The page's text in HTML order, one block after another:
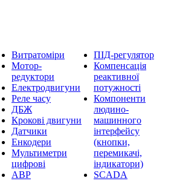
Витратоміри
Мотор-
редуктори
Електродвигуни
Реле часу
ДБЖ
Крокові двигуни
Датчики
Енкодери
Мультиметри
цифрові
АВР
ПІД-регулятор
Компенсація
реактивної
потужності
Компоненти
людино-
машинного
інтерфейсу
(кнопки,
перемикачі,
індикатори)
SCADA